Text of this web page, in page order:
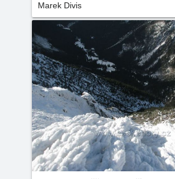
Marek Divis